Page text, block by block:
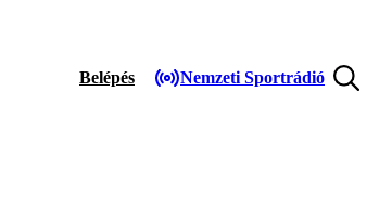
Belépés Nemzeti Sportrádió